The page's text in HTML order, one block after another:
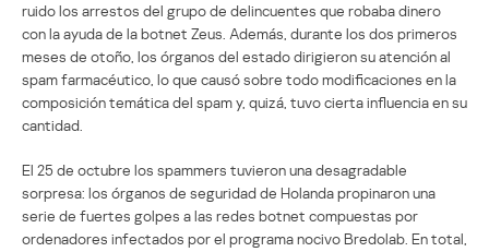
ruido los arrestos del grupo de delincuentes que robaba dinero
con la ayuda de la botnet Zeus. Además, durante los dos primeros
meses de otoño, los órganos del estado dirigieron su atención al
spam farmacéutico, lo que causó sobre todo modificaciones en la
composición temática del spam y, quizá, tuvo cierta influencia en su
cantidad.
El 25 de octubre los spammers tuvieron una desagradable
sorpresa: los órganos de seguridad de Holanda propinaron una
serie de fuertes golpes a las redes botnet compuestas por
ordenadores infectados por el programa nocivo Bredolab. En total,